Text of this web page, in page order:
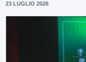
23 LUGLIO 2026